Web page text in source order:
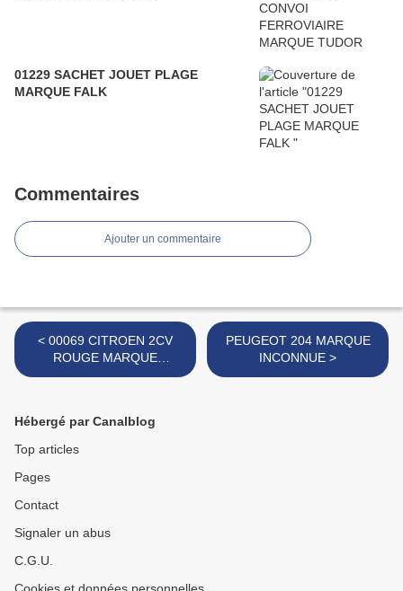
01229 SACHET JOUET PLAGE
MARQUE FALK
Commentaires
Ajouter un commentaire
< 00069 CITROEN 2CV
ROUGE MARQUE
INCONNUE
PEUGEOT 204 MARQUE
INCONNUE >
Hébergé par Canalblog
Top articles
Pages
Contact
Signaler un abus
C.G.U.